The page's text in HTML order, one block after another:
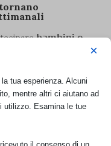
𝗯𝗮𝗺𝗯𝗶𝗻𝗶 𝗲
le attività.
in luoghi di
di Libertà
×
tua esperienza. Alcuni
mentre altri ci aiutano ad
utilizzo. Esamina le tue
il consenso di un